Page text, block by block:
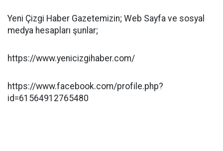
Yeni Çizgi Haber Gazetemizin; Web Sayfa ve sosyal
medya hesapları şunlar;
https://www.yenicizgihaber.com/
https://www.facebook.com/profile.php?
id=61564912765480